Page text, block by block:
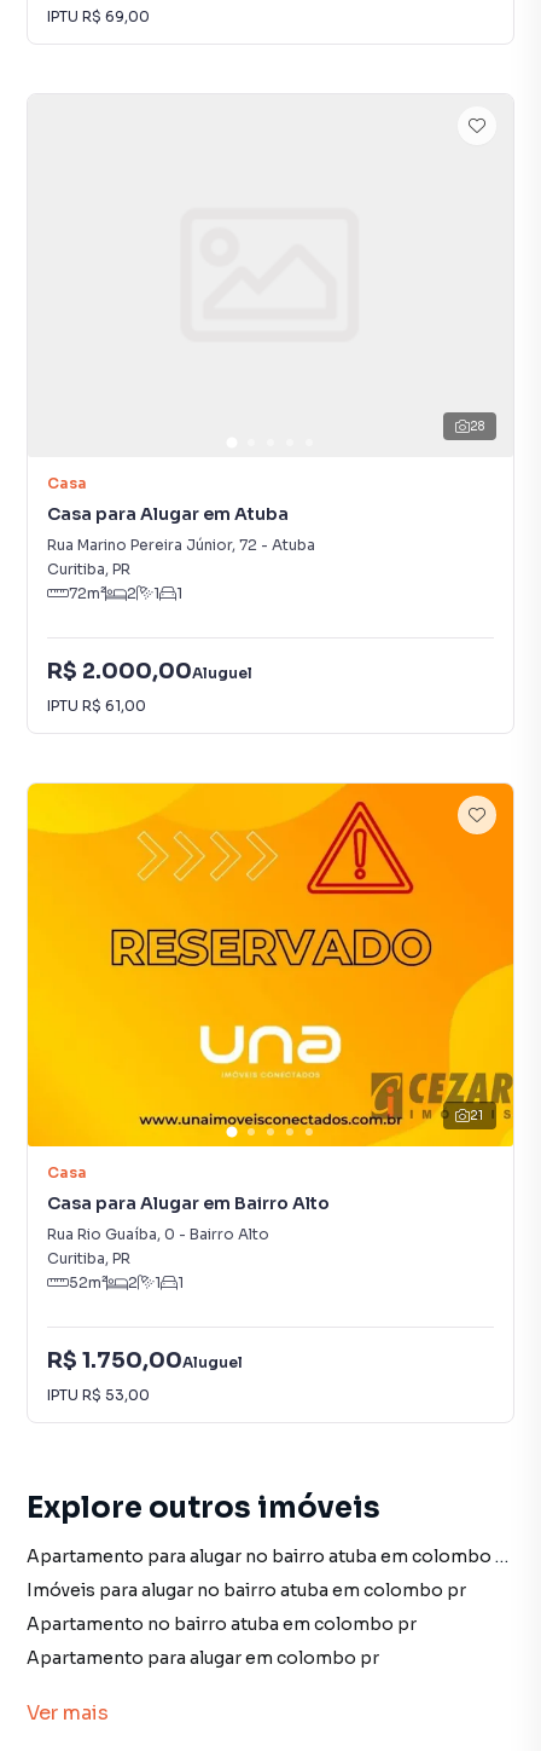
IPTU R$ 69,00
28
Casa
Casa para Alugar em Atuba
Rua Marino Pereira Júnior, 72 - Atuba
Curitiba, PR
72m² 2 1 1
R$ 2.000,00Aluguel
IPTU R$ 61,00
21
Casa
Casa para Alugar em Bairro Alto
Rua Rio Guaíba, 0 - Bairro Alto
Curitiba, PR
52m² 2 1 1
R$ 1.750,00Aluguel
IPTU R$ 53,00
Explore outros imóveis
Apartamento para alugar no bairro atuba em colombo pr com 1 vaga
Imóveis para alugar no bairro atuba em colombo pr
Apartamento no bairro atuba em colombo pr
Apartamento para alugar em colombo pr
Apartamento em colombo pr
Ver mais